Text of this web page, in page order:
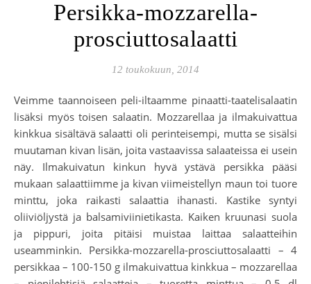
Persikka-mozzarella-
prosciuttosalaatti
12 toukokuun, 2014
Veimme taannoiseen peli-iltaamme pinaatti-taatelisalaatin
lisäksi myös toisen salaatin. Mozzarellaa ja ilmakuivattua
kinkkua sisältävä salaatti oli perinteisempi, mutta se sisälsi
muutaman kivan lisän, joita vastaavissa salaateissa ei usein
näy. Ilmakuivatun kinkun hyvä ystävä persikka pääsi
mukaan salaattiimme ja kivan viimeistellyn maun toi tuore
minttu, joka raikasti salaattia ihanasti. Kastike syntyi
oliiviöljystä ja balsamiviinietikasta. Kaiken kruunasi suola
ja pippuri, joita pitäisi muistaa laittaa salaatteihin
useamminkin. Persikka-mozzarella-prosciuttosalaatti – 4
persikkaa – 100-150 g ilmakuivattua kinkkua – mozzarellaa